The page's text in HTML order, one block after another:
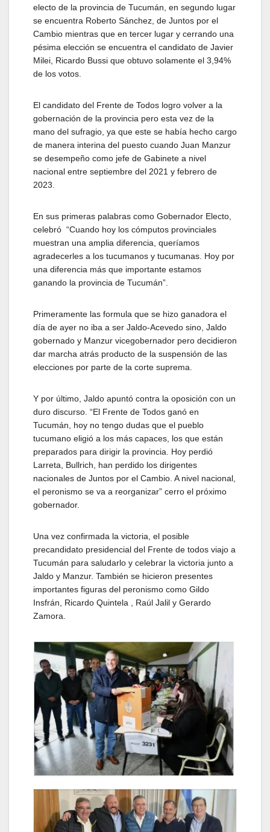
electo de la provincia de Tucumán, en segundo lugar
se encuentra Roberto Sánchez, de Juntos por el
Cambio mientras que en tercer lugar y cerrando una
pésima elección se encuentra el candidato de Javier
Milei, Ricardo Bussi que obtuvo solamente el 3,94%
de los votos.
El candidato del Frente de Todos logro volver a la
gobernación de la provincia pero esta vez de la
mano del sufragio, ya que este se había hecho cargo
de manera interina del puesto cuando Juan Manzur
se desempeño como jefe de Gabinete a nivel
nacional entre septiembre del 2021 y febrero de
2023.
En sus primeras palabras como Gobernador Electo,
celebró “Cuando hoy los cómputos provinciales
muestran una amplia diferencia, queríamos
agradecerles a los tucumanos y tucumanas. Hoy por
una diferencia más que importante estamos
ganando la provincia de Tucumán”.
Primeramente las formula que se hizo ganadora el
día de ayer no iba a ser Jaldo-Acevedo sino, Jaldo
gobernado y Manzur vicegobernador pero decidieron
dar marcha atrás producto de la suspensión de las
elecciones por parte de la corte suprema.
Y por último, Jaldo apuntó contra la oposición con un
duro discurso. “El Frente de Todos ganó en
Tucumán, hoy no tengo dudas que el pueblo
tucumano eligió a los más capaces, los que están
preparados para dirigir la provincia. Hoy perdió
Larreta, Bullrich, han perdido los dirigentes
nacionales de Juntos por el Cambio. A nivel nacional,
el peronismo se va a reorganizar” cerro el próximo
gobernador.
Una vez confirmada la victoria, el posible
precandidato presidencial del Frente de todos viajo a
Tucumán para saludarlo y celebrar la victoria junto a
Jaldo y Manzur. También se hicieron presentes
importantes figuras del peronismo como Gildo
Insfrán, Ricardo Quintela , Raúl Jalil y Gerardo
Zamora.